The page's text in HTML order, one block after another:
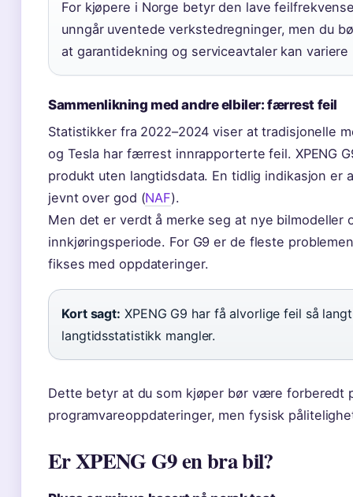
For kjøpere i Norge betyr den lave
unngår uventede verkstedregninger, men du
at garantidekning og serviceavtaler kan
Sammenlikning med andre elbiler: færrest feil
Statistikker fra 2022–2024 viser at tradisjonelle
og Tesla har færrest innrapporterte feil. XPENG
produkt uten langtidsdata. En tidlig indikasjon er
jevnt over god (NAF).
Men det er verdt å merke seg at nye bilmodeller
innkjøringsperiode. For G9 er de fleste
fikses med oppdateringer.
Kort sagt: XPENG G9 har få alvorlige feil så
langtidsstatistikk mangler.
Dette betyr at du som kjøper bør være forberedt
programvareoppdateringer, men fysisk
Er XPENG G9 en bra bil?